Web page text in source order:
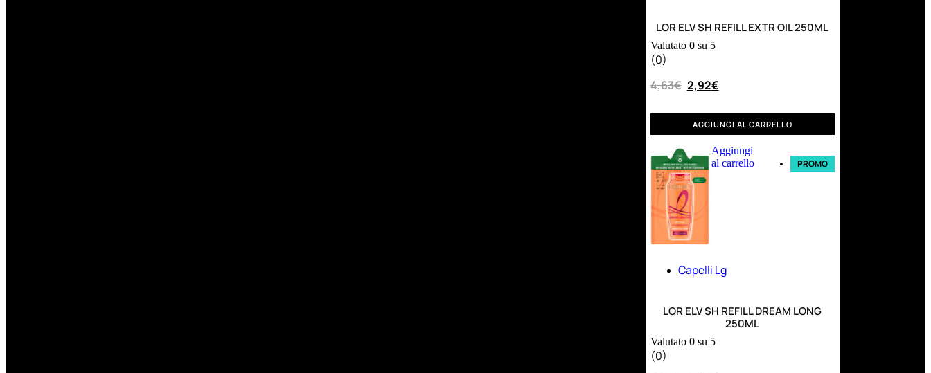
LOR ELV SH REFILL EXTR OIL 250ML
Valutato 0su 5
(0)
4,63€ 2,92€
AGGIUNGI AL CARRELLO
Aggiungi
al carrello
PROMO
Capelli Lg
LOR ELV SH REFILL DREAM LONG
250ML
Valutato 0su 5
(0)